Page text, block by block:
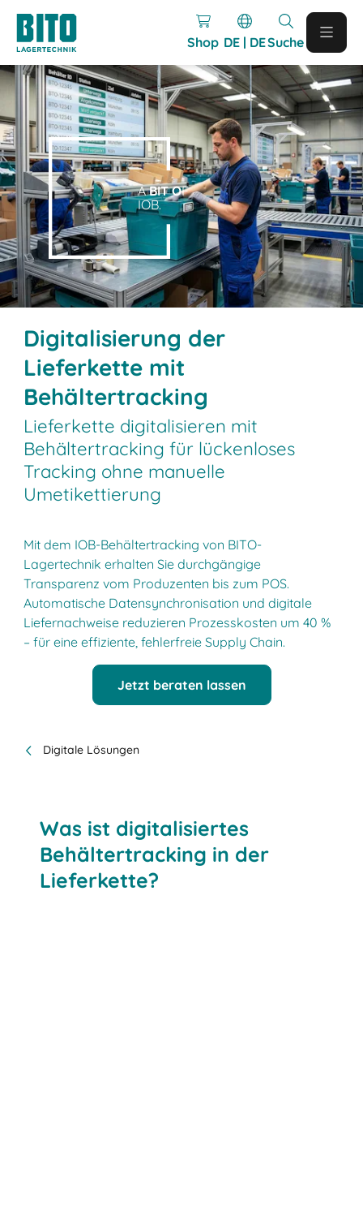
Shop DE | DESuche
ABIT OF
IOB.
Digitalisierung der
Lieferkette mit
Behältertracking
Lieferkette digitalisieren mit
Behältertracking für lückenloses
Tracking ohne manuelle
Umetikettierung
Mit dem IOB-Behältertracking von BITO-
Lagertechnik erhalten Sie durchgängige
Transparenz vom Produzenten bis zum POS.
Automatische Datensynchronisation und digitale
Liefernachweise reduzieren Prozesskosten um 40 %
– für eine effiziente, fehlerfreie Supply Chain.
Jetzt beraten lassen
Digitale Lösungen
Was ist digitalisiertes
Behältertracking in der
Lieferkette?